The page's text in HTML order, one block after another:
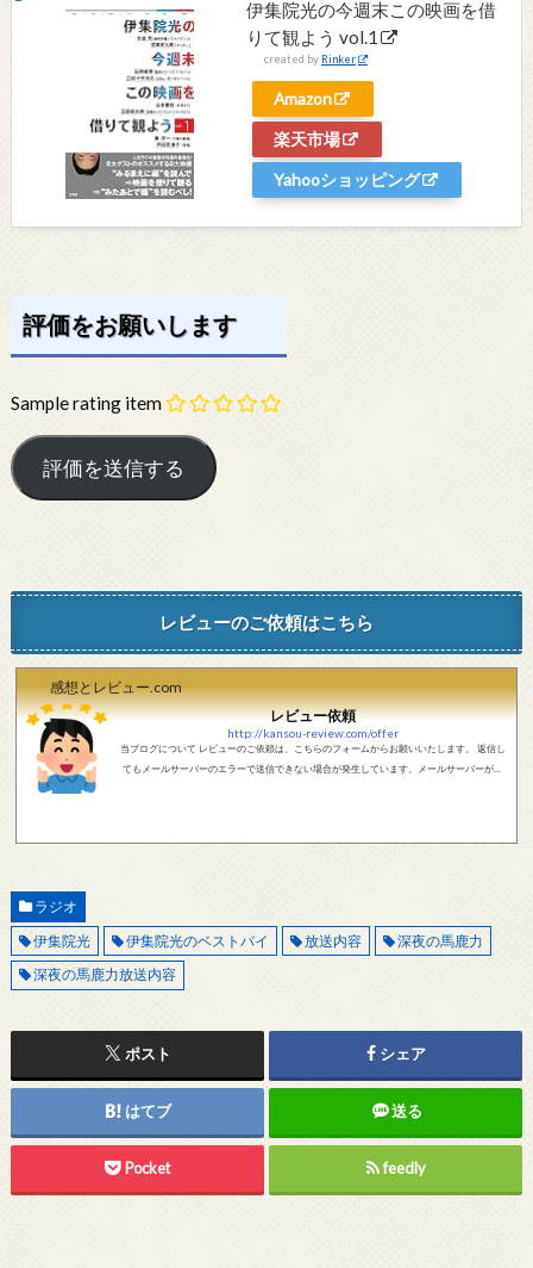
伊集院光の今週末この映画を借
りて観よう vol.1
created by Rinker
Amazon
楽天市場
Yahooショッピング
評価をお願いします
Sample rating item
レビューのご依頼はこちら
感想とレビュー.com
レビュー依頼
http://kansou-review.com/offer
当ブログについて レビューのご依頼は、こちらのフォームからお願いいたします。 返信し
てもメールサーバーのエラーで送信できない場合が発生しています。メールサーバーが正
ラジオ
伊集院光
伊集院光のベストバイ 放送内容
深夜の馬鹿力
深夜の馬鹿力放送内容
ポスト シェア
はてブ 送る
Pocket feedly